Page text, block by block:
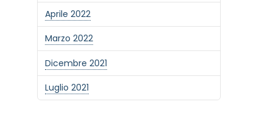
Aprile 2022
Marzo 2022
Dicembre 2021
Luglio 2021